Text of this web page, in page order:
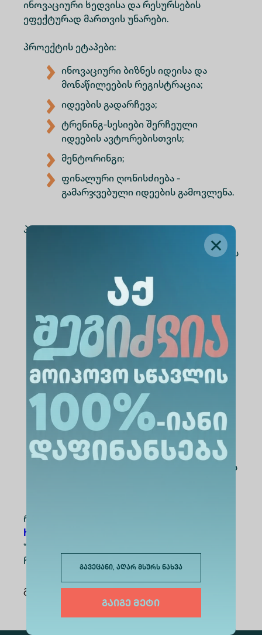
გავეცანი, აღარ მსურს ნახვა
გაიგე მეტი
ინოვაციური ხედვისა და რესურსების
ეფექტურად მართვის უნარები.
პროექტის ეტაპები:
ინოვაციური ბიზნეს იდეისა და
მონაწილეების რეგისტრაცია;
იდეების გადარჩევა;
ტრენინგ-სესიები შერჩეული
იდეების ავტორებისთვის;
მენტორინგი;
ფინალური ღონისძიება -
გამარჯვებული იდეების გამოვლენა.
პრიზები:
ალტე უნივერსიტეტი, რჩეული იდეის
მეწარმეობის ცენტრის” სერვისების
გამოყენებით, დაეხმარება თავისი
განხორციელებასა და
ინვესტორების მოძიებაში;
თიბისი თავის რჩეულ იდეას
გადასცემს ფულად პრიზს იდეის
განხორციელების
ხელშეწყობისთვის;
ანტრეპრენერი გამოავლენს თავის
მხარდამჭერი;
ჯიტა თავისი რჩეული იდეის ავტორს
რეგისტრაციის ბმული:
https://shorturl.at/4eQZC
*რეგისტრაცია
ჩათვლით გაგრძელდება.
გაზიარება: